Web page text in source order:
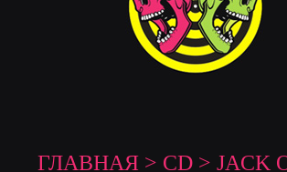
ГЛАВНАЯ> CD> JACK